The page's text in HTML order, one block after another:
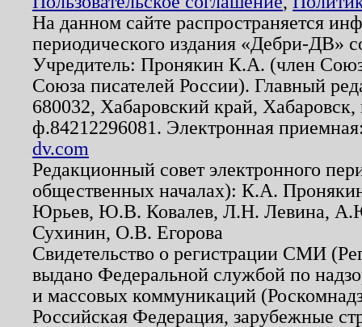
На данном сайте распространяется
периодического издания «Дебри-ДВ»
Учредитель: Пронякин К.А. (член
Союза писателей России). Главный
680032, Хабаровский край,
ф.84212296081. Электронная
dv.com
Редакционный совет электронного
общественных началах): К.А.
Юрьев, Ю.В. Ковалев, Л.Н. Левина,
Сухинин, О.В. Егорова
Свидетельство о регистрации СМИ
выдано Федеральной службой по
и массовых коммуникаций
Российская Федерация, зарубежные